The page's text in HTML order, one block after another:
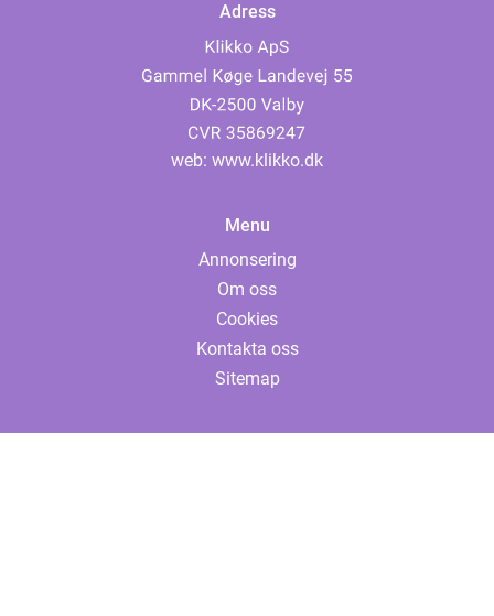
Adress
web: www.klikko.dk
Menu
Annonsering
Om oss
Cookies
Kontakta oss
Sitemap